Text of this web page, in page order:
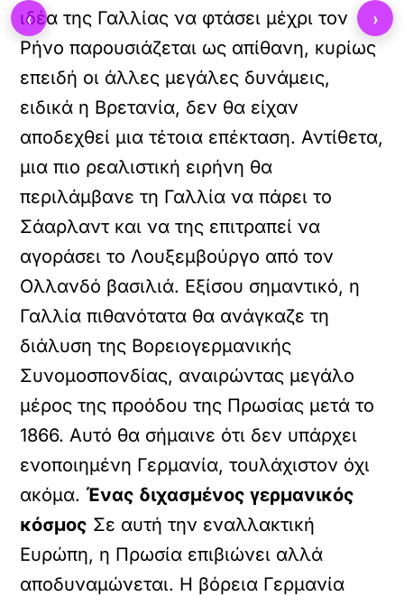
ιδέα της Γαλλίας να φτάσει μέχρι τον
Ρήνο παρουσιάζεται ως απίθανη, κυρίως
επειδή οι άλλες μεγάλες δυνάμεις,
ειδικά η Βρετανία, δεν θα είχαν
αποδεχθεί μια τέτοια επέκταση. Αντίθετα,
μια πιο ρεαλιστική ειρήνη θα
περιλάμβανε τη Γαλλία να πάρει το
Σάαρλαντ και να της επιτραπεί να
αγοράσει το Λουξεμβούργο από τον
Ολλανδό βασιλιά. Εξίσου σημαντικό, η
Γαλλία πιθανότατα θα ανάγκαζε τη
διάλυση της Βορειογερμανικής
Συνομοσπονδίας, αναιρώντας μεγάλο
μέρος της προόδου της Πρωσίας μετά το
1866. Αυτό θα σήμαινε ότι δεν υπάρχει
ενοποιημένη Γερμανία, τουλάχιστον όχι
ακόμα. Ένας διχασμένος γερμανικός
κόσμος Σε αυτή την εναλλακτική
Ευρώπη, η Πρωσία επιβιώνει αλλά
αποδυναμώνεται. Η βόρεια Γερμανία
‹ ›